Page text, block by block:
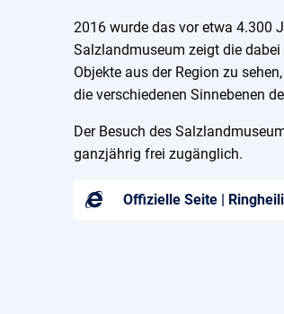
2016 wurde das vor etwa 4.300
Salzlandmuseum zeigt die
Objekte aus der Region zu
die verschiedenen Sinnebenen
Der Besuch des
ganzjährig frei zugänglich.
Offizielle Seite |